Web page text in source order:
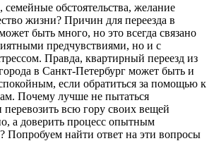
обстоятельства, желание
жизни? Причин для переезда в
быть много, но это всегда связано
предчувствиями, но и с
Правда, квартирный переезд из
в Санкт-Петербург может быть и
если обратиться за помощью к
Почему лучше не пытаться
перевозить всю гору своих вещей
а доверить процесс опытным
Попробуем найти ответ на эти вопросы